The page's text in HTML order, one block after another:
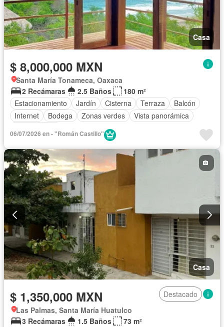
Casa
$ 8,000,000 MXN
Santa María Tonameca, Oaxaca
2 Recámaras
2.5 Baños
180 m²
Estacionamiento
Jardín Cisterna Terraza
Balcón
Internet
Bodega Zonas verdes
Vista panorámica
06/07/2026 en - "Román Castillo"
Casa
$ 1,350,000 MXN
Destacado
Las Palmas, Santa María Huatulco
3 Recámaras
1.5 Baños
73 m²